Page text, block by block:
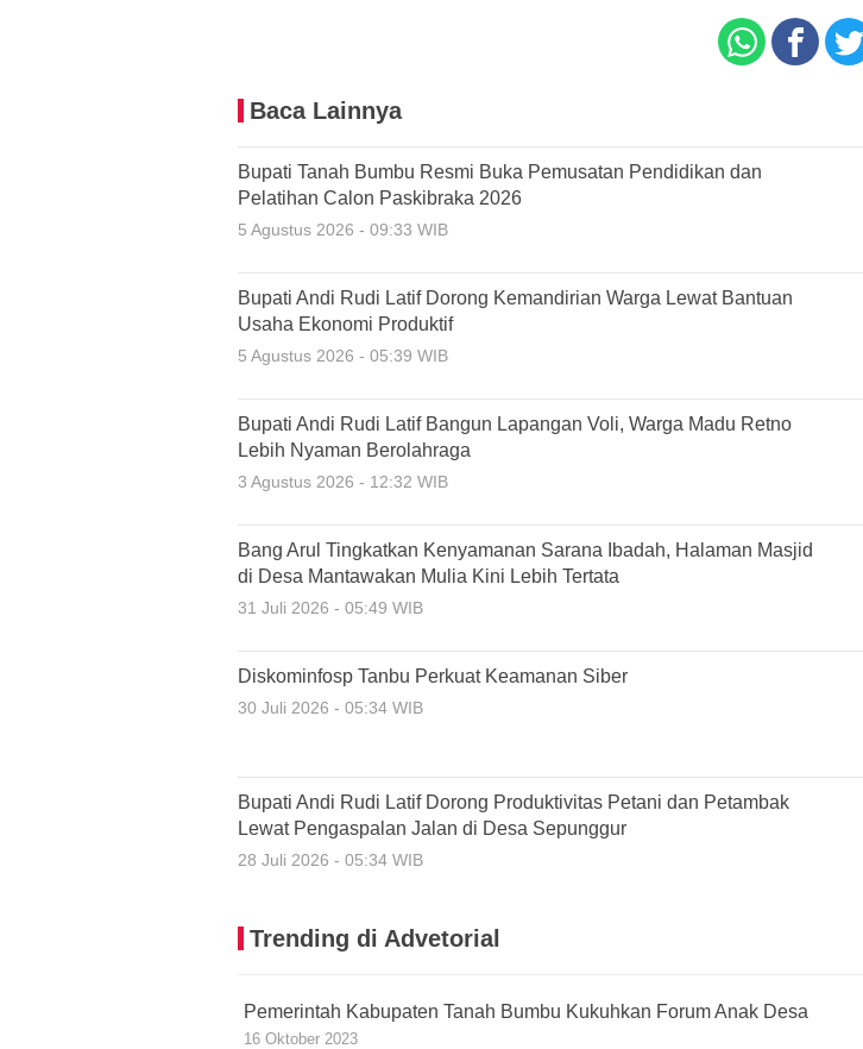
Baca Lainnya
Bupati Tanah Bumbu Resmi Buka Pemusatan Pendidikan dan
Pelatihan Calon Paskibraka 2026
5 Agustus 2026 - 09:33 WIB
Bupati Andi Rudi Latif Dorong Kemandirian Warga Lewat Bantuan
Usaha Ekonomi Produktif
5 Agustus 2026 - 05:39 WIB
Bupati Andi Rudi Latif Bangun Lapangan Voli, Warga Madu Retno
Lebih Nyaman Berolahraga
3 Agustus 2026 - 12:32 WIB
Bang Arul Tingkatkan Kenyamanan Sarana Ibadah, Halaman Masjid
di Desa Mantawakan Mulia Kini Lebih Tertata
31 Juli 2026 - 05:49 WIB
Diskominfosp Tanbu Perkuat Keamanan Siber
30 Juli 2026 - 05:34 WIB
Bupati Andi Rudi Latif Dorong Produktivitas Petani dan Petambak
Lewat Pengaspalan Jalan di Desa Sepunggur
28 Juli 2026 - 05:34 WIB
Trending di Advetorial
Pemerintah Kabupaten Tanah Bumbu Kukuhkan Forum Anak Desa
16 Oktober 2023